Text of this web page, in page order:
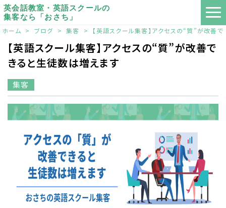
英会話教室・英語スクールの
集客なら「おさち」
ホーム > ブログ > 集客 > 【英語スクール集客】アクセスの“質”が改善
【英語スクール集客】アクセスの“質”が改善で
きると生徒数は増えます
集客